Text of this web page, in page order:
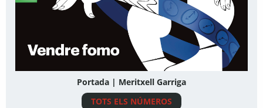
Portada | Meritxell Garriga
TOTS ELS NÚMEROS